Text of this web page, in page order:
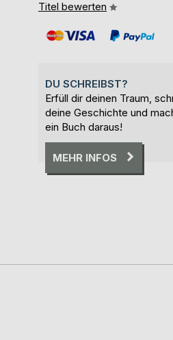
Titel bewerten
DU SCHREIBST?
Erfüll dir deinen Traum,
deine Geschichte und
ein Buch daraus!
MEHR INFOS